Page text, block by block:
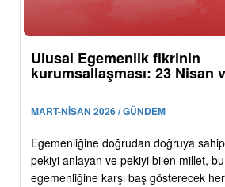
Ulusal Egemenlik fikrinin
kurumsallaşması: 23 Nisan
MART-NİSAN 2026 / GÜNDEM
Egemenliğine doğrudan doğruya sahip
pekiyi anlayan ve pekiyi bilen millet,
egemenliğine karşı baş gösterecek